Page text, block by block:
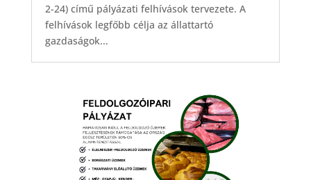
2-24) című pályázati felhívások tervezete. A
felhívások legfőbb célja az állattartó
gazdaságok...